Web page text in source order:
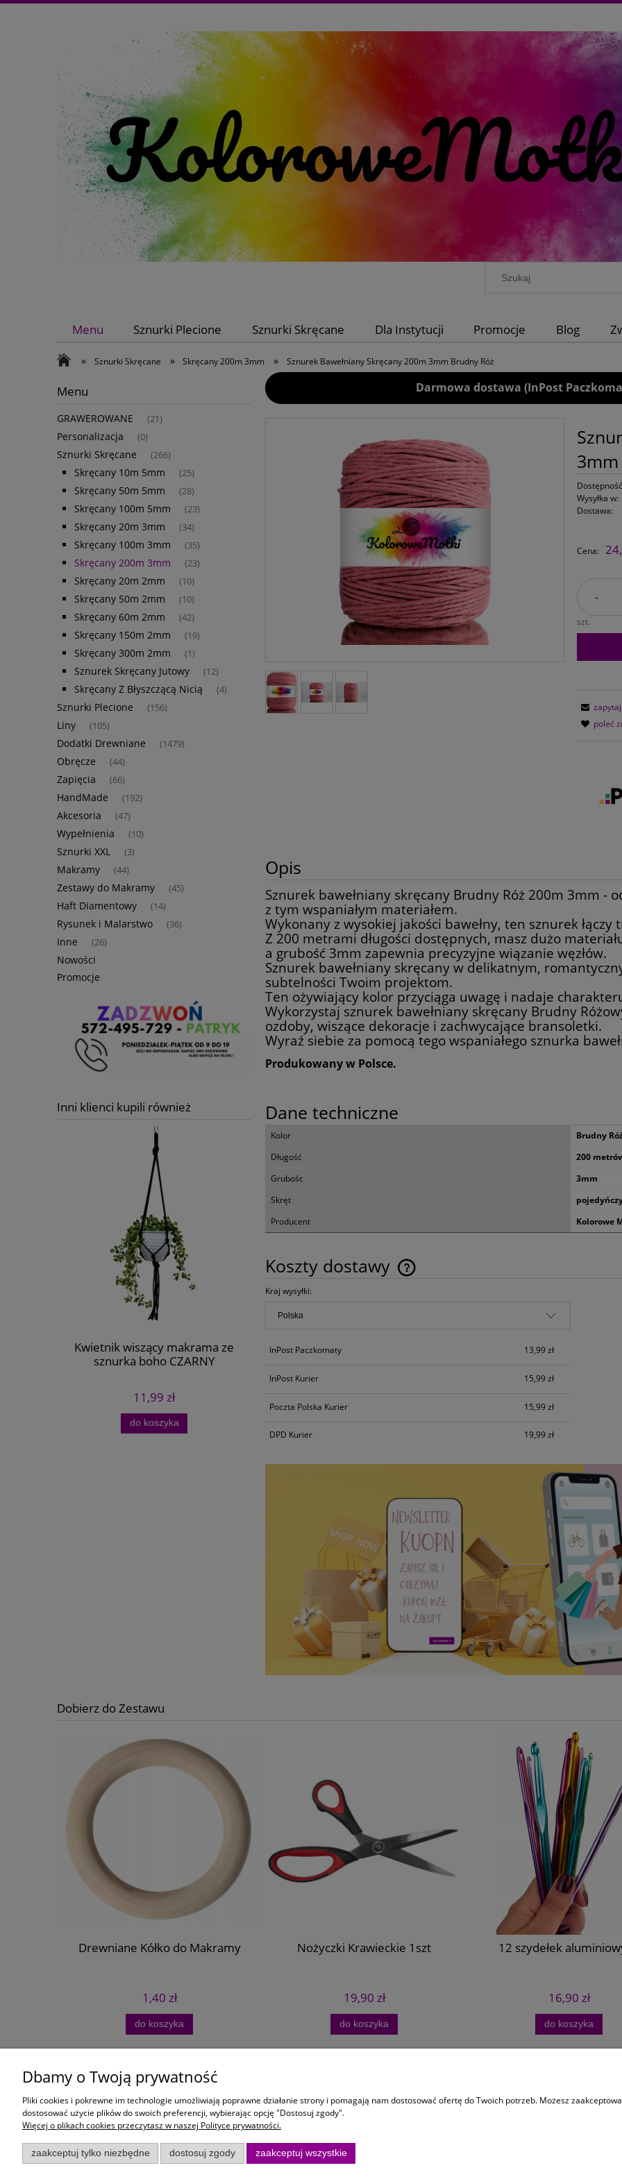
Menu Sznurki Plecione Sznurki Skręcane Dla Instytucji Promocje Blog
» Sznurki Skręcane » Skręcany 200m 3mm » Sznurek Bawełniany Skręcany 200m 3mm Brudny Róż
Menu
GRAWEROWANE (21)
Personalizacja (0)
Sznurki Skręcane (266)
Skręcany 10m 5mm (25)
Skręcany 50m 5mm (28)
Skręcany 100m 5mm (23)
Skręcany 20m 3mm (34)
Skręcany 100m 3mm (35)
Skręcany 200m 3mm (23)
Skręcany 20m 2mm (10)
Skręcany 50m 2mm (10)
Skręcany 60m 2mm (42)
Skręcany 150m 2mm (19)
Skręcany 300m 2mm (1)
Sznurek Skręcany Jutowy (12)
Skręcany Z Błyszczącą Nicią (4)
Sznurki Plecione (156)
Liny (105)
Dodatki Drewniane (1479)
Obręcze (44)
Zapięcia (66)
HandMade (192)
Akcesoria (47)
Wypełnienia (10)
Sznurki XXL (3)
Makramy (44)
Zestawy do Makramy (45)
Haft Diamentowy (14)
Rysunek i Malarstwo (36)
Inne (26)
Nowości
Promocje
Inni klienci kupili również
Kwietnik wiszący makrama ze
sznurka boho CZARNY
11,99 zł
do koszyka
Zestaw do makramy 22 elementy
Musztardowy
Sznurek Bawełniany Skręcany
Darmowa dostawa (InPost
Wysyłka w:
Dostawa:
Cena:
-
szt.
poleć
Opis
Sznurek bawełniany skręcany Brudny Róż 200m 3mm -
z tym wspaniałym materiałem.
Wykonany z wysokiej jakości bawełny, ten sznurek łączy
Z 200 metrami długości dostępnych, masz dużo
a grubość 3mm zapewnia precyzyjne wiązanie węzłów.
Sznurek bawełniany skręcany w delikatnym,
subtelności Twoim projektom.
Ten ożywiający kolor przyciąga uwagę i nadaje
Wykorzystaj sznurek bawełniany skręcany Brudny
ozdoby, wiszące dekoracje i zachwycające bransoletki.
Wyraź siebie za pomocą tego wspaniałego sznurka
Produkowany w Polsce.
Dane techniczne
Kolor
Brudny
Długość
200
Grubośc
3mm
Skręt
Producent
Kolorowe
Koszty dostawy
Kraj wysyłki:
InPost Paczkomaty 13,99 zł
InPost Kurier 15,99 zł
Poczta Polska Kurier 15,99 zł
DPD Kurier 19,99 zł
Dobierz do Zestawu
Drewniane Kółko do Makramy
1,40 zł
do koszyka
Nożyczki Krawieckie 1szt
19,90 zł
do koszyka
12 szydełek
16,90 zł
do koszyka
Moje konto
Twoje zamówienia
Ustawienia konta
Przechowalnia
Czas i koszty dostawy
Formy płatności
Dbamy o Twoją prywatność
Pliki cookies i pokrewne im technologie umożliwiają poprawne działanie strony i pomagają nam dostosować ofertę do Twoich potrzeb. Możesz
dostosować użycie plików do swoich preferencji, wybierając opcję "Dostosuj zgody".
Więcej o plikach cookies przeczytasz w naszej Polityce prywatności.
zaakceptuj tylko niezbędne dostosuj zgody zaakceptuj wszystkie